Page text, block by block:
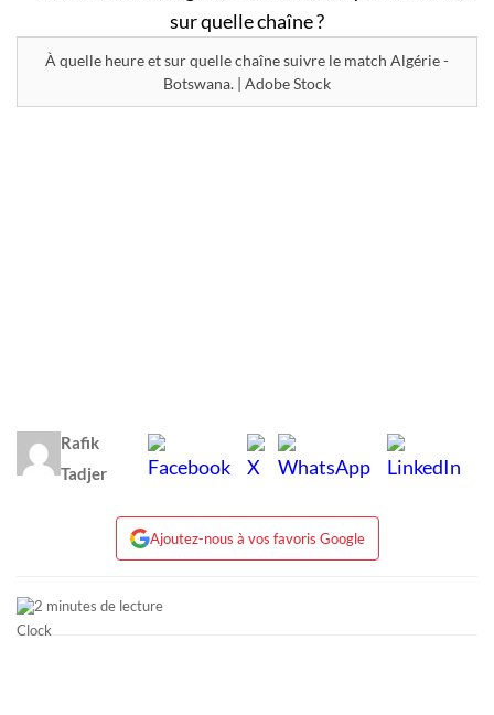
À quelle heure et sur quelle chaîne suivre le match Algérie -
Botswana. | Adobe Stock
Rafik
Tadjer
Ajoutez-nous à vos favoris Google
2 minutes de lecture